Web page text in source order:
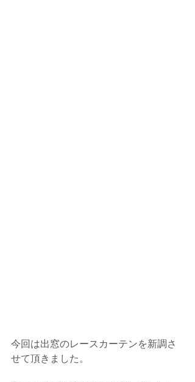
今回は出窓のレースカーテンを新調さ
せて頂きました。